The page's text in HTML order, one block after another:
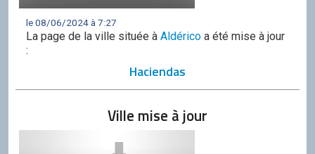
le 08/06/2024 à 7:27
La page de la ville située à Aldérico a été mise à jour
:
Haciendas
Ville mise à jour